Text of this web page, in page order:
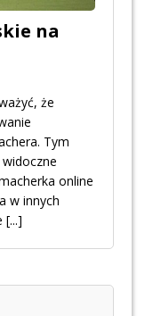
na
że
Tym
online
w innych
[...]